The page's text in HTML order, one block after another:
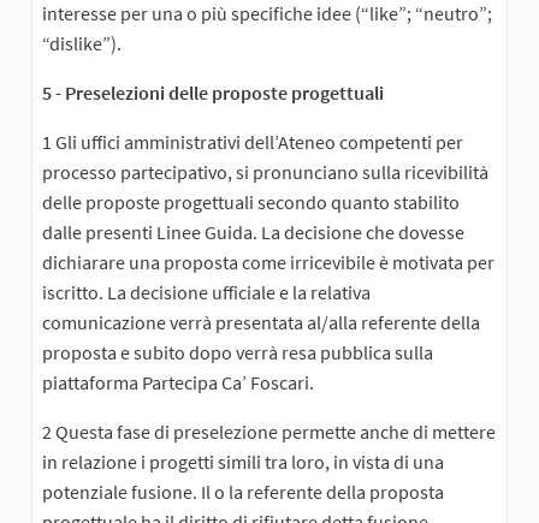
interesse per una o più specifiche idee (“like”; “neutro”;
“dislike”).
5 - Preselezioni delle proposte progettuali
1 Gli uffici amministrativi dell’Ateneo competenti per
processo partecipativo, si pronunciano sulla ricevibilità
delle proposte progettuali secondo quanto stabilito
dalle presenti Linee Guida. La decisione che dovesse
dichiarare una proposta come irricevibile è motivata per
iscritto. La decisione ufficiale e la relativa
comunicazione verrà presentata al/alla referente della
proposta e subito dopo verrà resa pubblica sulla
piattaforma Partecipa Ca’ Foscari.
2 Questa fase di preselezione permette anche di mettere
in relazione i progetti simili tra loro, in vista di una
potenziale fusione. Il o la referente della proposta